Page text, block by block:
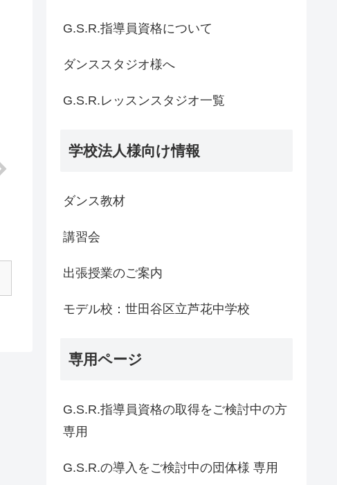
G.S.R.指導員資格について
ダンススタジオ様へ
G.S.R.レッスンスタジオ一覧
学校法人様向け情報
ダンス教材
講習会
出張授業のご案内
モデル校：世田谷区立芦花中学校
専用ページ
G.S.R.指導員資格の取得をご検討中の方
専用
G.S.R.の導入をご検討中の団体様 専用